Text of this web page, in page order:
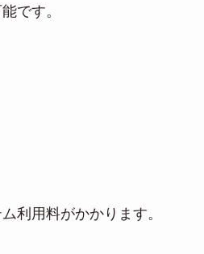
です。
利用料がかかります。